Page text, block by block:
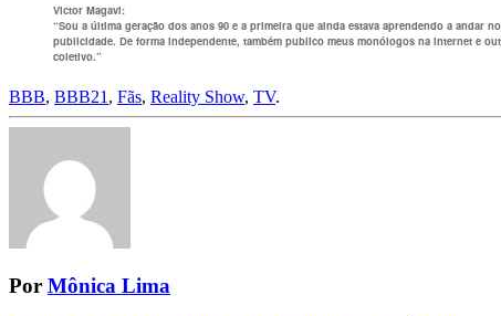
Victor Magavi:
“Sou a última geração dos anos 90 e a primeira que ainda estava aprendendo a
publicidade. De forma independente, também publico meus monólogos na internet e
coletivo.”
BBB, BBB21, Fãs, Reality Show, TV.
Por Mônica Lima